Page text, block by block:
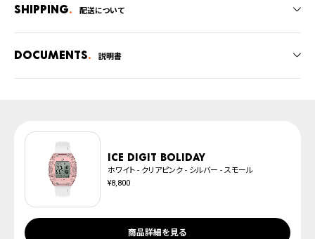
在庫切れの場合、キャンセルをさせて頂きます。
Shipping 配送について
・系列店舗から取り寄せ後に発送
※ご予約商品は、記載のお届け予定での発送となります。
Documents 説明書
防水について
ICE digit boliday
ホワイト - クリアピンク - シルバー - スモール
¥8,800
商品詳細を見る